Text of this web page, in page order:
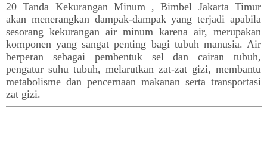
20 Tanda Kekurangan Minum , Bimbel Jakarta Timur
akan menerangkan dampak-dampak yang terjadi apabila
sesorang kekurangan air minum karena air, merupakan
komponen yang sangat penting bagi tubuh manusia. Air
berperan sebagai pembentuk sel dan cairan tubuh,
pengatur suhu tubuh, melarutkan zat-zat gizi, membantu
metabolisme dan pencernaan makanan serta transportasi
zat gizi.